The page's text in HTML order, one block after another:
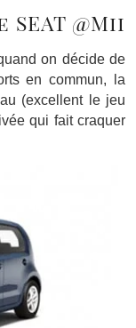
@Mii
on décide de
en commun, la
(excellent le jeu
qui fait craquer